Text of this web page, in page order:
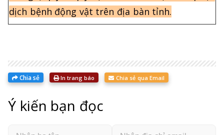
dịch bệnh động vật trên địa bàn tỉnh.
Chia sẻ In trang báo Chia sẻ qua Email
Ý kiến bạn đọc